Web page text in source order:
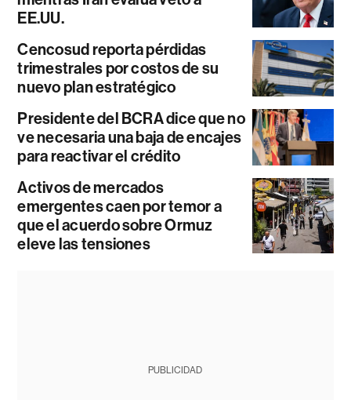
EE.UU.
Cencosud reporta pérdidas
trimestrales por costos de su
nuevo plan estratégico
Presidente del BCRA dice que no
ve necesaria una baja de encajes
para reactivar el crédito
Activos de mercados
emergentes caen por temor a
que el acuerdo sobre Ormuz
eleve las tensiones
PUBLICIDAD